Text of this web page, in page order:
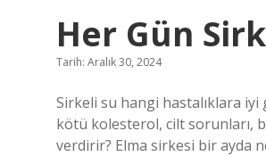
Her Gün
Tarih: Aralık 30, 2024
Sirkeli su hangi hastalıklara iyi
kötü kolesterol, cilt sorunları,
verdirir? Elma sirkesi bir ayda